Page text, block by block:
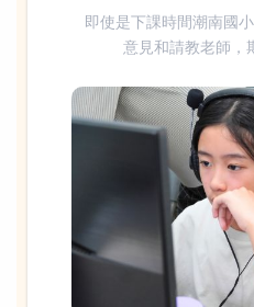
即使是下課時間潮南國
意見和請教老師，